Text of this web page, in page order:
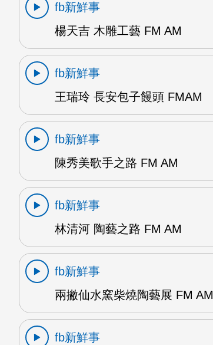
fb新鮮事
楊天吉 木雕工藝 FM AM
fb新鮮事
王瑞玲 長安包子饅頭 FMAM
fb新鮮事
陳秀美歌手之路 FM AM
fb新鮮事
林清河 陶藝之路 FM AM
fb新鮮事
兩撇仙水窯柴燒陶藝展 FM AM
fb新鮮事